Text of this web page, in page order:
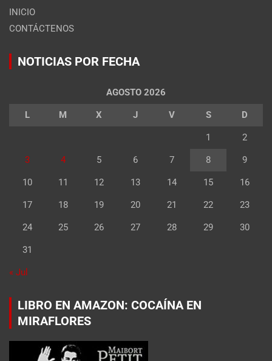
INICIO
CONTÁCTENOS
NOTICIAS POR FECHA
AGOSTO 2026
L M X J V S D
1 2
3 4 5 6 7 8 9
10 11 12 13 14 15 16
17 18 19 20 21 22 23
24 25 26 27 28 29 30
31
« Jul
LIBRO EN AMAZON: COCAÍNA EN
MIRAFLORES